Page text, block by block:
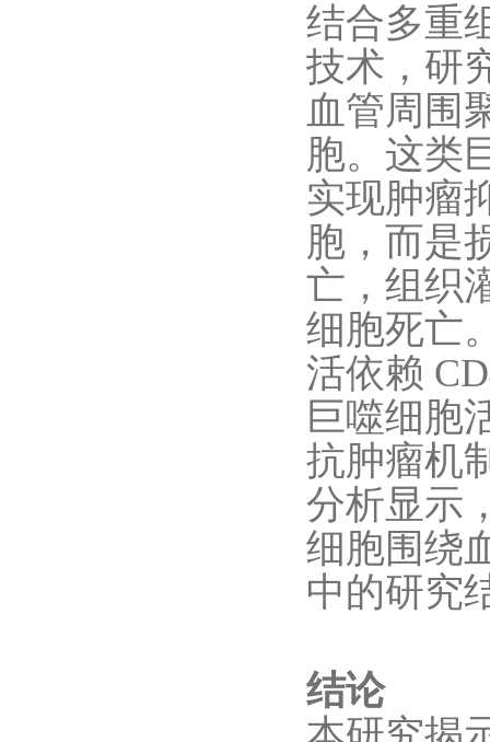
结合多重
技术，研
血管周围
胞。这类
实现肿瘤
胞，而是
亡，组织
细胞死亡
活依赖
巨噬细胞
抗肿瘤机
分析显示
细胞围绕
中的研究
结论